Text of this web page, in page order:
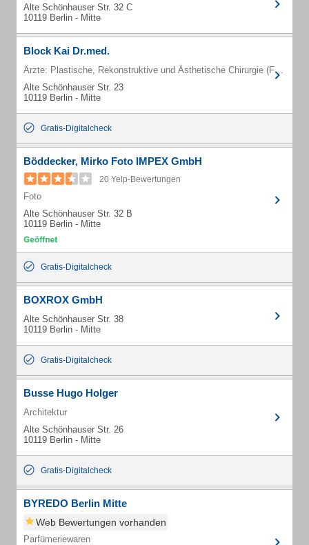
Alte Schönhauser Str. 32 C
10119 Berlin - Mitte
Block Kai Dr.med.
Ärzte: Plastische, Rekonstruktive und Ästhetische Chirurgie (Fachärzte)
Alte Schönhauser Str. 23
10119 Berlin - Mitte
Gratis-Digitalcheck
Böddecker, Mirko Foto IMPEX GmbH
20 Yelp-Bewertungen
Foto
Alte Schönhauser Str. 32 B
10119 Berlin - Mitte
Gratis-Digitalcheck
BOXROX GmbH
Alte Schönhauser Str. 38
10119 Berlin - Mitte
Gratis-Digitalcheck
Busse Hugo Holger
Architektur
Alte Schönhauser Str. 26
10119 Berlin - Mitte
Gratis-Digitalcheck
BYREDO Berlin Mitte
Web Bewertungen vorhanden
Parfümeriewaren